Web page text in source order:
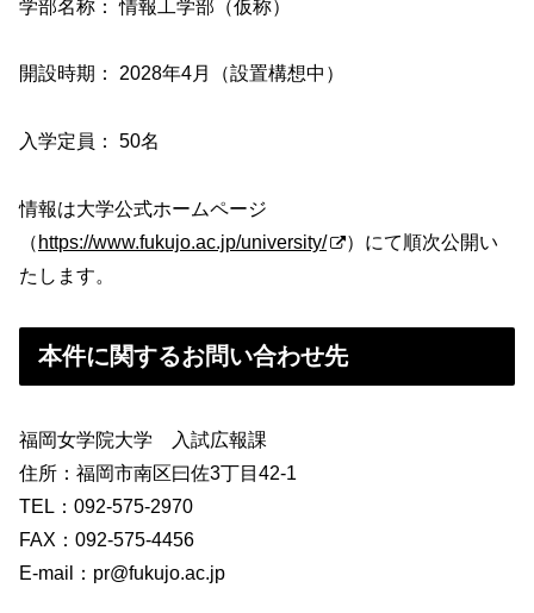
学部名称： 情報工学部（仮称）
開設時期： 2028年4月（設置構想中）
入学定員： 50名
情報は大学公式ホームページ
（ https://www.fukujo.ac.jp/university/
）にて順次公開い
たします。
本件に関するお問い合わせ先
福岡女学院大学 入試広報課
住所：福岡市南区曰佐3丁目42-1
TEL：092-575-2970
FAX：092-575-4456
E-mail：pr@fukujo.ac.jp